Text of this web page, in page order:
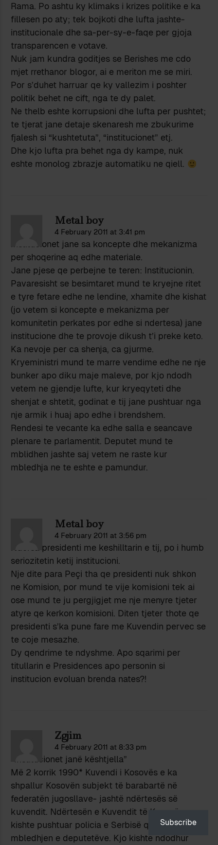
Rama. Po ashtu ky klimaks i krizes politike e ka
fillesen po aty; tek bojkoti dhe lufta jashte-
institucionale dhe sa-per-sy-e-faqe per gjoja
transparencen e votave.
Nuk jam kundra goditjes se Berishes me cdo
mjet rrethanor blogor, ai e meriton me se miri.
Por s’duhet harruar qe ky vallezim i poshter
politik behet ne cift, nga te dy palet.
Ne thelb eshte korrupsioni dhe lufta per pushtet;
te tjerat jane detaje skenaresh me zbukurime
fjalesh si “kushtetuta”, “institucionet” etj.
Dhe kjo lufta pra behet nga dy kampe, nuk
eshte monolog zbrazje automatiku ne qiell.
Metal boy
4 February 2011 at 3:41 pm
Institucionet jane sa koncepte dhe mekanizma
per shoqerine aq edhe materiale.
Jane pjese qe perbejne te teren: Institucionin.
Pavaresisht se besimtaret mund te kryejne ritet
e tyre fetare edhe ne lendine, xhamite dhe kishat
(jo vetem si koncepte e mekanizma per
komunitetin perkates por edhe si ndertesa) jane
institucione dhe te provoje dikush t’i preke keto.
Ka nevoje per ca shenja, ca gjurme.
Kryeministri mund te marre vendime edhe ne nje
bunker apo diku maje maleve, por kjo ndodh
vetem ne gjendje lufte, kur kryeqyteti dhe
shenjat e shtetit, godinat e tij jane pushtuar nga
nje armik i huaj apo edhe i brendshem.
Rendesi te vecante ka edhe salla e seancave
plenare te parlamentit. Deputet mund te
mblidhen jashte saj vetem ne raste kur
mbledhja ne te eshte e pamundur.
Metal boy
4 February 2011 at 3:56 pm
Ndersa presidenti me keshilltarin e tij, po i humb
seriozitetin ketij institucioni.
Nje dite para Peçi tha qe presidenti nuk shkon
ne Komision, por mund te vije komisioni tek ai
ose mund te ju pergjigjet me nje menyre tjeter
atyre qe kerkon komisioni. Diten tjeter thote qe
presidenti s’ka pune fare me Kuvendin pervec se
te coje mesazhe.
Dy qendrime te ndyshme. Apo sqarimi per
titullarin e Presidences apo personin si
institucion evoluan brenda nates?!
Zgjim
4 February 2011 at 8:33 pm
“Institucionet janë kështjella”
Më 2 korrik 1990* Kuvendi i Kosovës e ka
shpallur Kosovën subjekt të barabartë në
federatën jugosllave- jashtë ndërtesës së
kuvendit. Ndërtesën e Kuvendit të Kosovës e
kishte pushtuar policia e Serbisë që të pengonte
mbledhjen e deputetëve. Kjo kishte ndodhur
Subscribe